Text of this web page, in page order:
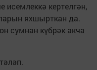
исемлеккә кертелгән,
яхшырткан да.
сумнан күбрәк акча